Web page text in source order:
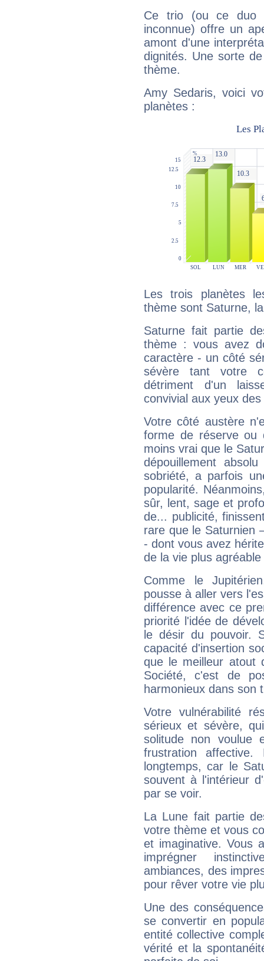
Ce trio (ou ce duo
inconnue) offre un
amont d'une
dignités. Une sorte
thème.
Amy Sedaris, voici
planètes :
Les trois planètes
thème sont Saturne,
Saturne fait partie
thème : vous avez
caractère - un côté
sévère tant votre
détriment d'un
convivial aux yeux
Votre côté austère
forme de réserve
moins vrai que le
dépouillement
sobriété, a parfois
popularité.
sûr, lent, sage et
de... publicité,
rare que le Saturnien
- dont vous avez
de la vie plus
Comme le
pousse à aller vers
différence avec ce
priorité l'idée de
le désir du pouvoir.
capacité d'insertion
que le meilleur atout
Société, c'est de
harmonieux dans son
Votre vulnérabilité
sérieux et sévère,
solitude non voulue
frustration
longtemps, car le
souvent à l'intérieur
par se voir.
La Lune fait partie
votre thème et vous
et imaginative. Vous
imprégner
ambiances, des
pour rêver votre vie
Une des
se convertir en
entité collective
vérité et la